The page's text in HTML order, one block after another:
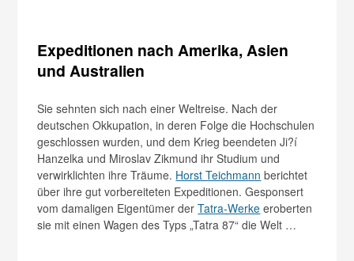
Expeditionen nach Amerika, Asien
und Australien
Sie sehnten sich nach einer Weltreise. Nach der
deutschen Okkupation, in deren Folge die Hochschulen
geschlossen wurden, und dem Krieg beendeten Ji?í
Hanzelka und Miroslav Zikmund ihr Studium und
verwirklichten ihre Träume. Horst Teichmann berichtet
über ihre gut vorbereiteten Expeditionen. Gesponsert
vom damaligen Eigentümer derTatra-Werke eroberten
sie mit einen Wagen des Typs „Tatra 87“ die Welt …